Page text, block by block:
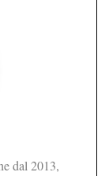
dal 2013,